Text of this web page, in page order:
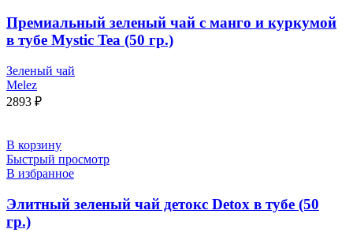
Премиальный зеленый чай с манго и куркумой
в тубе Mystic Tea (50 гр.)
Зеленый чай
Melez
2893 ₽
В корзину
Быстрый просмотр
В избранное
Элитный зеленый чай детокс Detox в тубе (50
гр.)